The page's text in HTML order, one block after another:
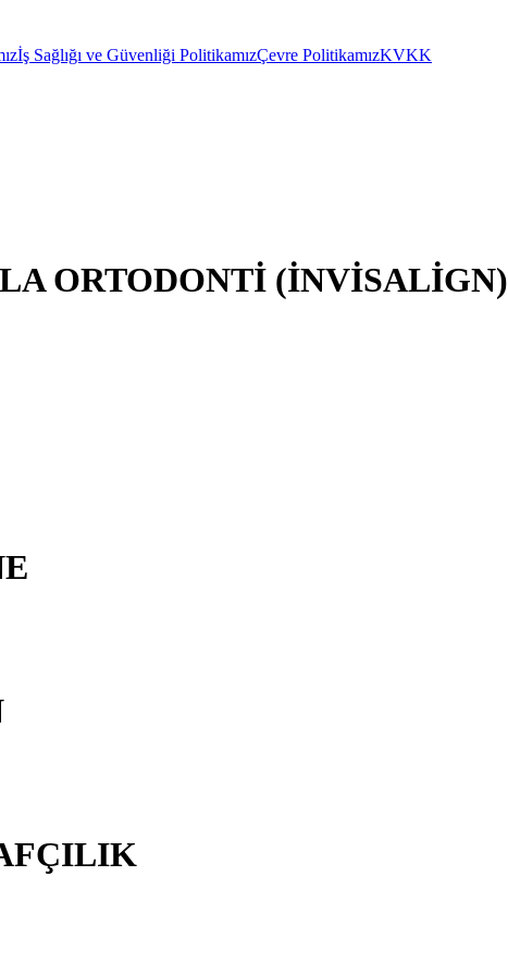
İş Sağlığı ve Güvenliği PolitikamızÇevre PolitikamızKVKK
ORTODONTİ (İNVİSALİGN)